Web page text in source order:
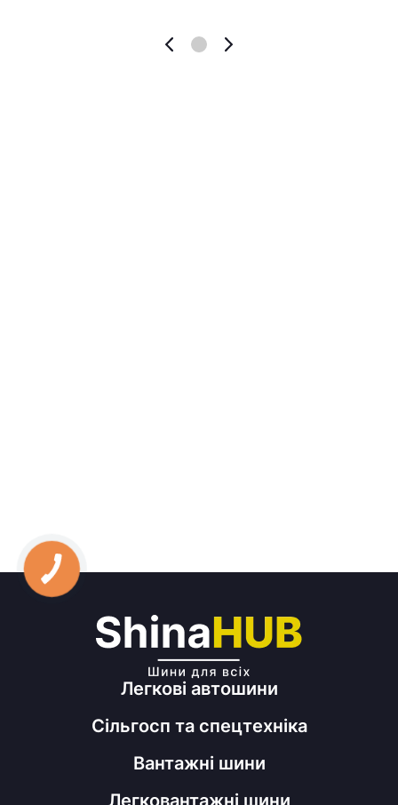
Легкові автошини
Сільгосп та спецтехніка
Вантажні шини
Легковантажні шини